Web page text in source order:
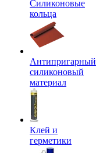
Силиконовые
кольца
Антипригарный
силиконовый
материал
Клей и
герметики